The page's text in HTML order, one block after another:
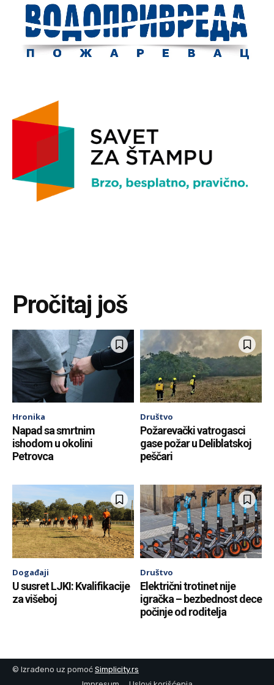
Pročitaj još
Hronika
Napad sa smrtnim
ishodom u okolini
Petrovca
Društvo
Požarevački vatrogasci
gase požar u Deliblatskoj
peščari
Događaji
U susret LJKI: Kvalifikacije
za višeboj
Društvo
Električni trotinet nije
igračka – bezbednost dece
počinje od roditelja
© Izrađeno uz pomoć Simplicity.rs